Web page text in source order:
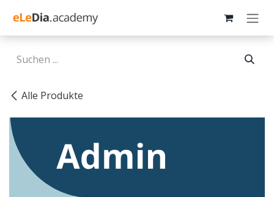
Alle Produkte